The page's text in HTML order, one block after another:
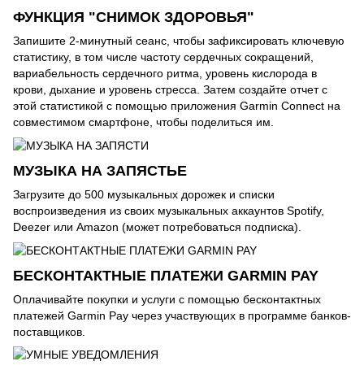
ФУНКЦИЯ "СНИМОК ЗДОРОВЬЯ"
Запишите 2-минутный сеанс, чтобы зафиксировать ключевую
статистику, в том числе частоту сердечных сокращений,
вариабельность сердечного ритма, уровень кислорода в
крови, дыхание и уровень стресса. Затем создайте отчет с
этой статистикой с помощью приложения Garmin Connect на
совместимом смартфоне, чтобы поделиться им.
МУЗЫКА НА ЗАПЯСТЬЕ
Загрузите до 500 музыкальных дорожек и списки
воспроизведения из своих музыкальных аккаунтов Spotify,
Deezer или Amazon (может потребоваться подписка).
БЕСКОНТАКТНЫЕ ПЛАТЕЖИ GARMIN PAY
Оплачивайте покупки и услуги с помощью бесконтактных
платежей Garmin Pay через участвующих в программе банков-
поставщиков.